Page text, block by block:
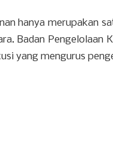
hanya merupakan
Badan Pengelolaan
yang mengurus